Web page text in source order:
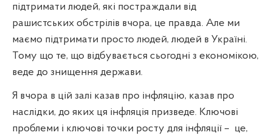
підтримати людей, які постраждали від
рашистських обстрілів вчора, це правда. Але ми
маємо підтримати просто людей, людей в Україні.
Тому що те, що відбувається сьогодні з економікою,
веде до знищення держави.
Я вчора в цій залі казав про інфляцію, казав про
наслідки, до яких ця інфляція призведе. Ключові
проблеми і ключові точки росту для інфляції – це,